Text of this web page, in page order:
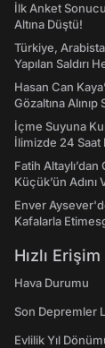
İlk Anket
Altına Düştü!
Türkiye,
Yapılan Saldırı
Hasan Can
Gözaltına Alınıp
İçme Suyuna
İlimizde 24 Saat
Fatih
Küçük’ün Adını
Enver
Kafalarla
Hızlı Erişim
Hava Durumu
Son Depremler
Evlilik Yıl